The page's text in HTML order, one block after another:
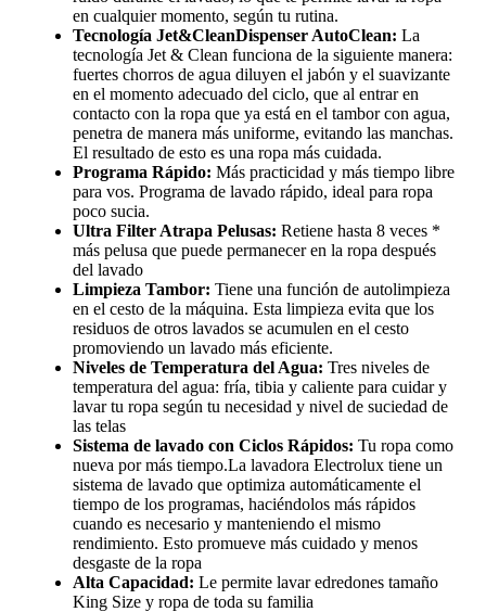
en cualquier momento, según tu rutina.
Tecnología Jet&CleanDispenser AutoClean: La
tecnología Jet & Clean funciona de la siguiente manera:
fuertes chorros de agua diluyen el jabón y el suavizante
en el momento adecuado del ciclo, que al entrar en
contacto con la ropa que ya está en el tambor con agua,
penetra de manera más uniforme, evitando las manchas.
El resultado de esto es una ropa más cuidada.
Programa Rápido: Más practicidad y más tiempo libre
para vos. Programa de lavado rápido, ideal para ropa
poco sucia.
Ultra Filter Atrapa Pelusas: Retiene hasta 8 veces *
más pelusa que puede permanecer en la ropa después
del lavado
Limpieza Tambor: Tiene una función de autolimpieza
en el cesto de la máquina. Esta limpieza evita que los
residuos de otros lavados se acumulen en el cesto
promoviendo un lavado más eficiente.
Niveles de Temperatura del Agua: Tres niveles de
temperatura del agua: fría, tibia y caliente para cuidar y
lavar tu ropa según tu necesidad y nivel de suciedad de
las telas
Sistema de lavado con Ciclos Rápidos: Tu ropa como
nueva por más tiempo.La lavadora Electrolux tiene un
sistema de lavado que optimiza automáticamente el
tiempo de los programas, haciéndolos más rápidos
cuando es necesario y manteniendo el mismo
rendimiento. Esto promueve más cuidado y menos
desgaste de la ropa
Alta Capacidad: Le permite lavar edredones tamaño
King Size y ropa de toda su familia